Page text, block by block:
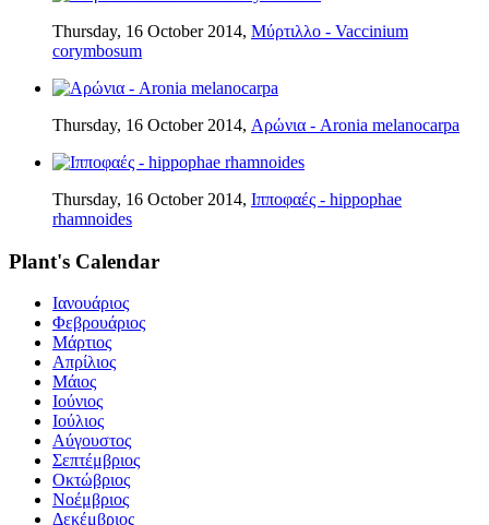
Thursday, 16 October 2014, Μύρτιλλο - Vaccinium
corymbosum
Thursday, 16 October 2014, Αρώνια - Aronia melanocarpa
Thursday, 16 October 2014, Ιπποφαές - hippophae
rhamnoides
Plant's Calendar
Ιανουάριος
Φεβρουάριος
Μάρτιος
Απρίλιος
Μάιος
Ιούνιος
Ιούλιος
Αύγουστος
Σεπτέμβριος
Οκτώβριος
Νοέμβριος
Δεκέμβριος